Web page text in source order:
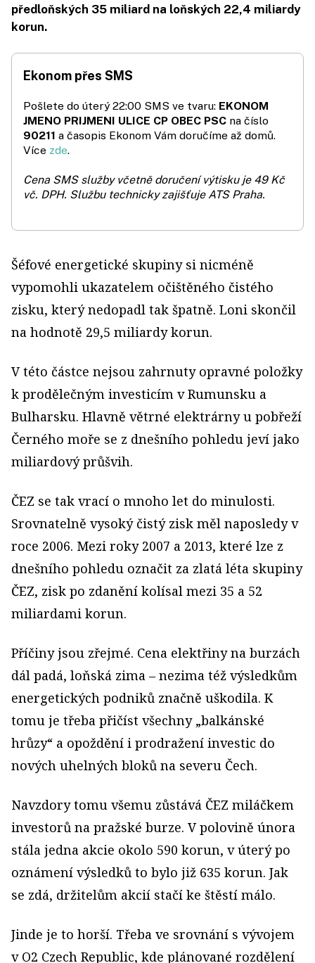
předloňských 35 miliard na loňských 22,4 miliardy
korun.
Ekonom přes SMS
Pošlete do úterý 22:00 SMS ve tvaru: EKONOM
JMENO PRIJMENI ULICE CP OBEC PSC na číslo
90211 a časopis Ekonom Vám doručíme až domů.
Více zde.
Cena SMS služby včetně doručení výtisku je 49 Kč
vč. DPH. Službu technicky zajišťuje ATS Praha.
Šéfové energetické skupiny si nicméně
vypomohli ukazatelem očištěného čistého
zisku, který nedopadl tak špatně. Loni skončil
na hodnotě 29,5 miliardy korun.
V této částce nejsou zahrnuty opravné položky
k prodělečným investicím v Rumunsku a
Bulharsku. Hlavně větrné elektrárny u pobřeží
Černého moře se z dnešního pohledu jeví jako
miliardový průšvih.
ČEZ se tak vrací o mnoho let do minulosti.
Srovnatelně vysoký čistý zisk měl naposledy v
roce 2006. Mezi roky 2007 a 2013, které lze z
dnešního pohledu označit za zlatá léta skupiny
ČEZ, zisk po zdanění kolísal mezi 35 a 52
miliardami korun.
Příčiny jsou zřejmé. Cena elektřiny na burzách
dál padá, loňská zima – nezima též výsledkům
energetických podniků značně uškodila. K
tomu je třeba přičíst všechny „balkánské
hrůzy“ a opoždění i prodražení investic do
nových uhelných bloků na severu Čech.
Navzdory tomu všemu zůstává ČEZ miláčkem
investorů na pražské burze. V polovině února
stála jedna akcie okolo 590 korun, v úterý po
oznámení výsledků to bylo již 635 korun. Jak
se zdá, držitelům akcií stačí ke štěstí málo.
Jinde je to horší. Třeba ve srovnání s vývojem
v O2 Czech Republic, kde plánované rozdělení